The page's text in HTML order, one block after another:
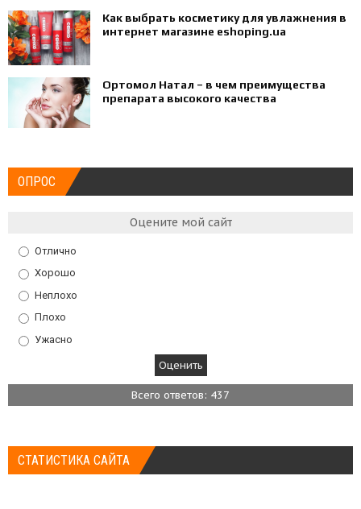
Как выбрать косметику для увлажнения в
интернет магазине eshoping.ua
Ортомол Натал – в чем преимущества
препарата высокого качества
ОПРОС
Оцените мой сайт
Отлично
Хорошо
Неплохо
Плохо
Ужасно
Всего ответов: 437
СТАТИСТИКА САЙТА